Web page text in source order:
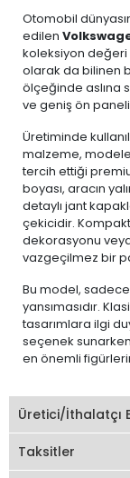
Otomobil
edilen
koleksiyon değeri
olarak da bilinen
ölçeğinde aslına
ve geniş ön
Üretiminde
malzeme, modele
tercih ettiği
boyası, aracın
detaylı jant
çekicidir.
dekorasyonu
vazgeçilmez bir
Bu model,
yansımasıdır.
tasarımlara ilgi
seçenek
en önemli
Üretici/İthalatçı
Taksitler